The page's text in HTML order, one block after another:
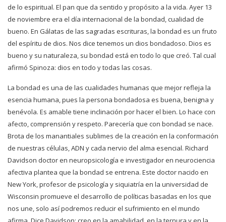
de lo espiritual. El pan que da sentido y propósito a la vida. Ayer 13
de noviembre era el día internacional de la bondad, cualidad de
bueno. En Gálatas de las sagradas escrituras, la bondad es un fruto
del espíritu de dios. Nos dice tenemos un dios bondadoso. Dios es
bueno y su naturaleza, su bondad está en todo lo que creó. Tal cual
afirmó Spinoza: dios en todo y todas las cosas.
La bondad es una de las cualidades humanas que mejor refleja la
esencia humana, pues la persona bondadosa es buena, benigna y
benévola. Es amable tiene inclinación por hacer el bien. Lo hace con
afecto, comprensión y respeto. Parecería que con bondad se nace.
Brota de los manantiales sublimes de la creación en la conformación
de nuestras células, ADN y cada nervio del alma esencial. Richard
Davidson doctor en neuropsicología e investigador en neurociencia
afectiva plantea que la bondad se entrena. Este doctor nacido en
New York, profesor de psicología y siquiatría en la universidad de
Wisconsin promueve el desarrollo de políticas basadas en los que
nos une, solo así podremos reducir el sufrimiento en el mundo